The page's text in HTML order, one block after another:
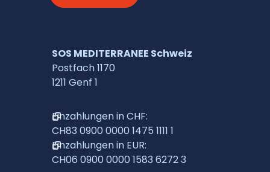
SOS MEDITERRANEE Schweiz
Postfach 1170
1211 Genf 1
Einzahlungen in CHF:
CH83 0900 0000 1475 1111 1
Einzahlungen in EUR:
CH06 0900 0000 1583 6272 3